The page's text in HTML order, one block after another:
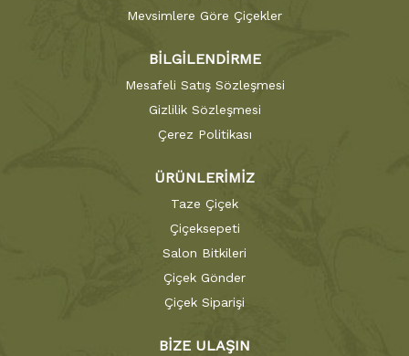
Mevsimlere Göre Çiçekler
BİLGİLENDİRME
Mesafeli Satış Sözleşmesi
Gizlilik Sözleşmesi
Çerez Politikası
ÜRÜNLERİMİZ
Taze Çiçek
Çiçeksepeti
Salon Bitkileri
Çiçek Gönder
Çiçek Siparişi
BİZE ULAŞIN